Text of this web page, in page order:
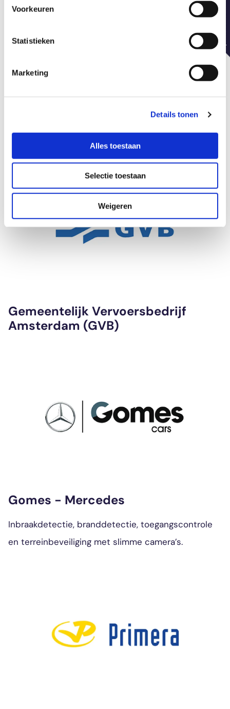
Voorkeuren
Statistieken
Marketing
Details tonen
Alles toestaan
Selectie toestaan
Weigeren
AFAS Circustheather
Scheveningen
Complete brandmeldinstallatie vervanging en
onderhoud
Gemeentelijk Vervoersbedrijf
Amsterdam (GVB)
Gomes - Mercedes
Inbraakdetectie, branddetectie, toegangscontrole
en terreinbeveiliging met slimme camera’s.